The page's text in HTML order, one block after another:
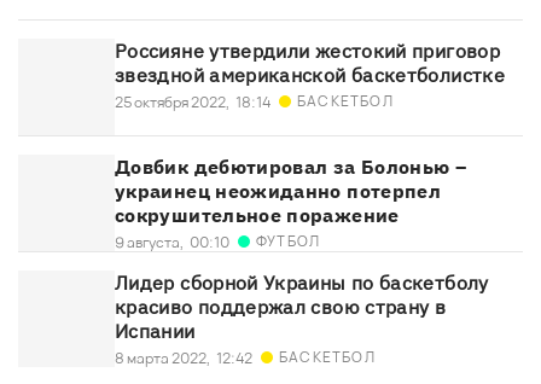
Россияне утвердили жестокий приговор
звездной американской баскетболистке
25 октября 2022, 18:14 БАСКЕТБОЛ
Довбик дебютировал за Болонью –
украинец неожиданно потерпел
сокрушительное поражение
9 августа, 00:10 ФУТБОЛ
Лидер сборной Украины по баскетболу
красиво поддержал свою страну в
Испании
8 марта 2022, 12:42 БАСКЕТБОЛ